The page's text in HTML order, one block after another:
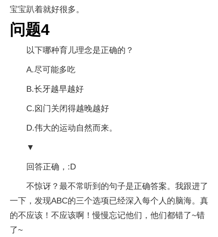
宝宝趴着就好很多。
问题4
以下哪种育儿理念是正确的？
A.尽可能多吃
B.长牙越早越好
C.囟门关闭得越晚越好
D.伟大的运动自然而来。
▼
回答正确，:D
不惊讶？最不常听到的句子是正确答案。我跟进了
一下，发现ABC的三个选项已经深入每个人的脑海。真
的不应该！不应该啊！慢慢忘记他们，他们都错了~错
了~